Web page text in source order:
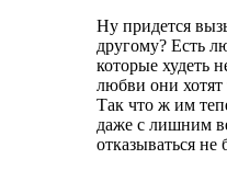
Ну придется
другому? Есть
которые худеть
любви они
Так что ж им
даже с лишним
отказываться не